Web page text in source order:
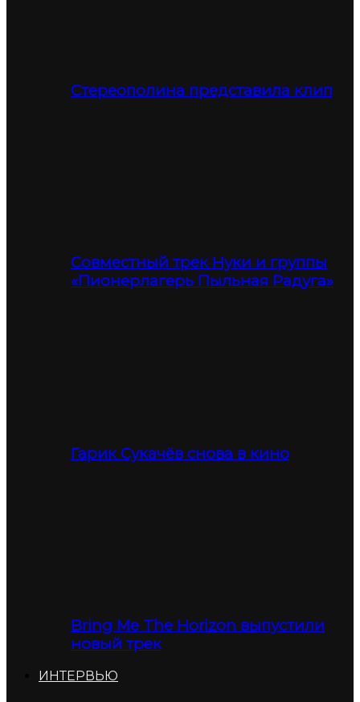
Стереополина представила клип
Совместный трек Нуки и группы
«Пионерлагерь Пыльная Радуга»
Гарик Сукачёв снова в кино
Bring Me The Horizon выпустили
новый трек
ИНТЕРВЬЮ